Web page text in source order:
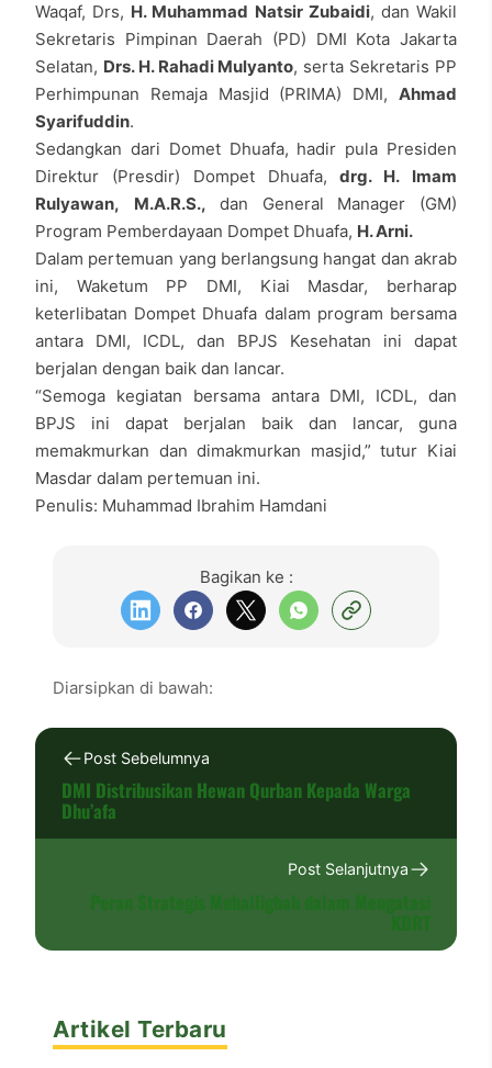
Waqaf, Drs, H. Muhammad Natsir Zubaidi, dan Wakil
Sekretaris Pimpinan Daerah (PD) DMI Kota Jakarta
Selatan, Drs. H. Rahadi Mulyanto, serta Sekretaris PP
Perhimpunan Remaja Masjid (PRIMA) DMI, Ahmad
Syarifuddin.
Sedangkan dari Domet Dhuafa, hadir pula Presiden
Direktur (Presdir) Dompet Dhuafa,drg. H. Imam
Rulyawan,
M.A.R.S., dan General Manager (GM)
Program Pemberdayaan Dompet Dhuafa, H. Arni.
Dalam pertemuan yang berlangsung hangat dan akrab
ini, Waketum PP DMI, Kiai Masdar, berharap
keterlibatan Dompet Dhuafa dalam program bersama
antara DMI, ICDL, dan BPJS Kesehatan ini dapat
berjalan dengan baik dan lancar.
“Semoga kegiatan bersama antara DMI, ICDL, dan
BPJS ini dapat berjalan baik dan lancar, guna
memakmurkan dan dimakmurkan masjid,” tutur Kiai
Masdar dalam pertemuan ini.
Penulis: Muhammad Ibrahim Hamdani
Bagikan ke :
Diarsipkan di bawah:
Post Sebelumnya
DMI Distribusikan Hewan Qurban Kepada Warga
Dhu’afa
Post Selanjutnya
Artikel Terbaru